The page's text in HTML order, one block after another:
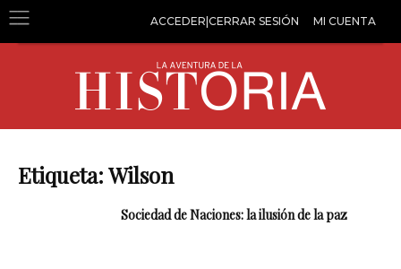
ACCEDER|CERRAR SESIÓN MI CUENTA
Etiqueta: Wilson
Sociedad de Naciones: la ilusión de la paz